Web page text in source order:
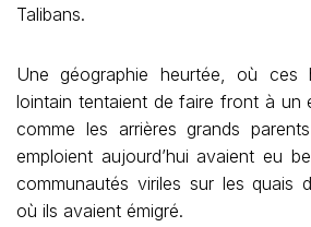
Talibans.
Une géographie heurtée, où ces
lointain tentaient de faire front à un
comme les arrières grands
emploient aujourd’hui avaient eu
communautés viriles sur les quais
où ils avaient émigré.